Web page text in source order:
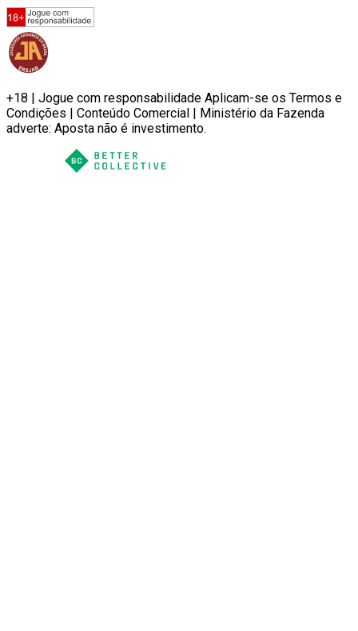
+18 | Jogue com responsabilidade Aplicam-se os Termos e
Condições | Conteúdo Comercial | Ministério da Fazenda
adverte: Aposta não é investimento.